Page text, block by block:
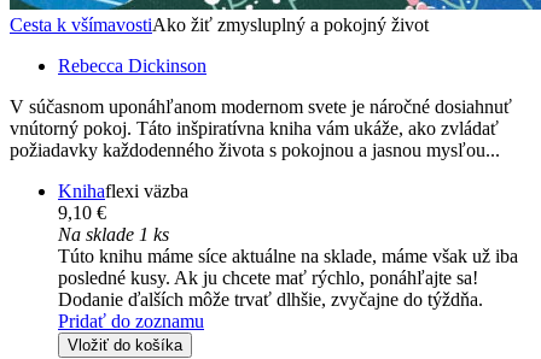
Cesta k všímavostiAko žiť zmysluplný a pokojný život
Rebecca Dickinson
V súčasnom uponáhľanom modernom svete je náročné dosiahnuť
vnútorný pokoj. Táto inšpiratívna kniha vám ukáže, ako zvládať
požiadavky každodenného života s pokojnou a jasnou mysľou...
Knihaflexi väzba
9,10 €
Na sklade 1 ks
Túto knihu máme síce aktuálne na sklade, máme však už iba
posledné kusy. Ak ju chcete mať rýchlo, ponáhľajte sa!
Dodanie ďalších môže trvať dlhšie, zvyčajne do týždňa.
Pridať do zoznamu
Vložiť do košíka